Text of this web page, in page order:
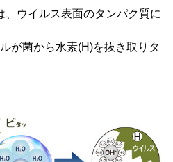
ウイルス表面のタンパク質に
が菌から水素(H)を抜き取りタ